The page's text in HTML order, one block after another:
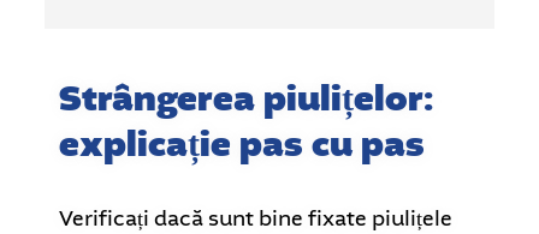
Strângerea piulițelor:
explicație pas cu pas
Verificați dacă sunt bine fixate piulițele